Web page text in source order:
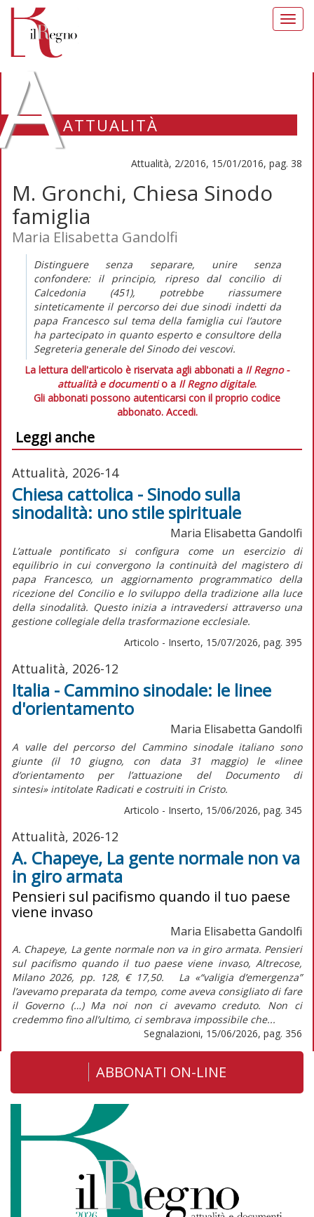
ATTUALITÀ
Attualità, 2/2016, 15/01/2016, pag. 38
M. Gronchi, Chiesa Sinodo
famiglia
Maria Elisabetta Gandolfi
Distinguere senza separare, unire senza
confondere: il principio, ripreso dal concilio di
Calcedonia (451), potrebbe riassumere
sinteticamente il percorso dei due sinodi indetti da
papa Francesco sul tema della famiglia cui l’autore
ha partecipato in quanto esperto e consultore della
Segreteria generale del Sinodo dei vescovi.
La lettura dell'articolo è riservata agli abbonati a Il Regno -
attualità e documentio a Il Regno digitale.
Gli abbonati possono autenticarsi con il proprio codice
abbonato. Accedi.
Leggi anche
Attualità, 2026-14
Chiesa cattolica - Sinodo sulla
sinodalità: uno stile spirituale
Maria Elisabetta Gandolfi
L’attuale pontificato si configura come un esercizio di
equilibrio in cui convergono la continuità del magistero di
papa Francesco, un aggiornamento programmatico della
ricezione del Concilio e lo sviluppo della tradizione alla luce
della sinodalità. Questo inizia a intravedersi attraverso una
gestione collegiale della trasformazione ecclesiale.
Articolo - Inserto, 15/07/2026, pag. 395
Attualità, 2026-12
Italia - Cammino sinodale: le linee
d'orientamento
Maria Elisabetta Gandolfi
A valle del percorso del Cammino sinodale italiano sono
giunte (il 10 giugno, con data 31 maggio) le «linee
d’orientamento per l’attuazione del Documento di
sintesi»intitolate Radicati e costruiti in Cristo.
Articolo - Inserto, 15/06/2026, pag. 345
Attualità, 2026-12
A. Chapeye, La gente normale non va
in giro armata
Pensieri sul pacifismo quando il tuo paese
viene invaso
Maria Elisabetta Gandolfi
A. Chapeye, La gente normale non va in giro armata. Pensieri
sul pacifismo quando il tuo paese viene invaso, Altrecose,
Milano 2026, pp. 128, € 17,50. La «“valigia d’emergenza”
l’avevamo preparata da tempo, come aveva consigliato di fare
il Governo (…) Ma noi non ci avevamo creduto. Non ci
credemmo fino all’ultimo, ci sembrava impossibile che...
Segnalazioni, 15/06/2026, pag. 356
ABBONATI ON-LINE